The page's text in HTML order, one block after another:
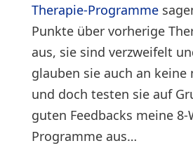
Therapie-Programme
Punkte über vorherige
aus, sie sind verzweifelt
glauben sie auch an keine
und doch testen sie auf
guten Feedbacks meine 8-
Programme aus…